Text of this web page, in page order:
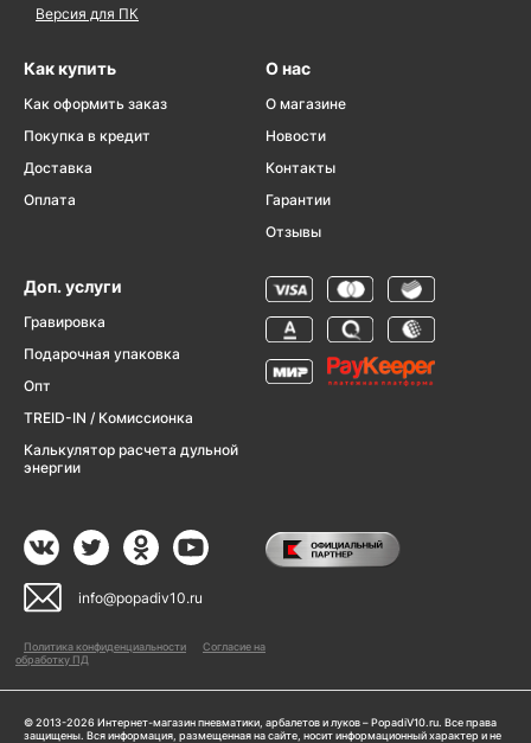
Версия для ПК
Как купить
Как оформить заказ
Покупка в кредит
Доставка
Оплата
О нас
О магазине
Новости
Контакты
Гарантии
Отзывы
Доп. услуги
Гравировка
Подарочная упаковка
Опт
TREID-IN / Комиссионка
Калькулятор расчета дульной
энергии
info@popadiv10.ru
Политика конфиденциальности
Согласие на
обработку ПД
© 2013-2026 Интернет-магазин пневматики, арбалетов и луков – PopadiV10.ru. Все права
защищены. Вся информация, размещенная на сайте, носит информационный характер и не